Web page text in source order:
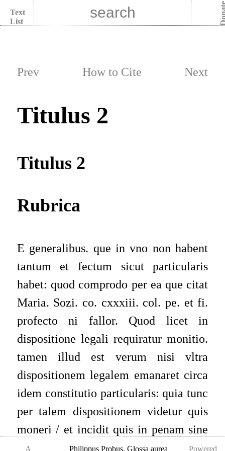
Text
List
Prev How to Cite Next
Titulus 2
Titulus 2
Rubrica
E generalibus. que in vno non habent
tantum et fectum sicut particularis
habet: quod comprodo per ea que citat
Maria. Sozi. co. cxxxiii. col. pe. et fi.
profecto ni fallor. Quod licet in
dispositione legali requiratur monitio.
tamen illud est verum nisi vltra
dispositionem legalem emanaret circa
idem constitutio particularis: quia tunc
per talem dispositionem videtur quis
moneri / et incidit quis in penam sine
alia monitione. Probus
A Philippus Probus, Glossa aurea Powered